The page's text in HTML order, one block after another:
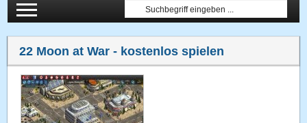
22 Moon at War - kostenlos spielen